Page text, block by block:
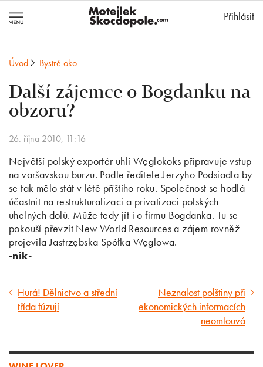
Přihlásit
Úvod Bystré oko
Další zájemce o Bogdanku na
obzoru?
26. října 2010, 11:16
Největší polský exportér uhlí Węglokoks připravuje vstup
na varšavskou burzu. Podle ředitele Jerzyho Podsiadla by
se tak mělo stát v létě příštího roku. Společnost se hodlá
účastnit na restrukturalizaci a privatizaci polských
uhelných dolů. Může tedy jít i o firmu Bogdanka. Tu se
pokouší převzít New World Resources a zájem rovněž
projevila Jastrzębska Spółka Węglowa.
-nik-
Předcházející
článek
Hurá! Dělnictvo a střední
třída fúzují
Následující
článek
Neznalost polštiny při
ekonomických informacích
neomlouvá